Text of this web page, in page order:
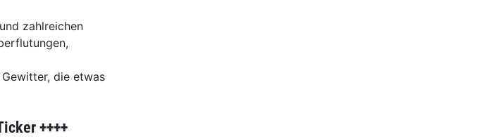
zahlreichen
die etwas
++++